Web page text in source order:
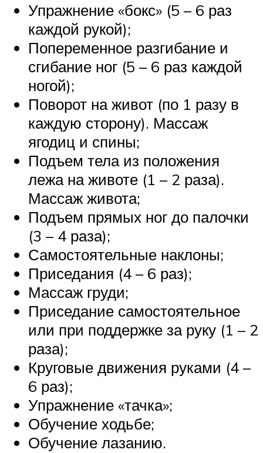
Упражнение «бокс» (5 – 6 раз
каждой рукой);
Попеременное разгибание и
сгибание ног (5 – 6 раз каждой
ногой);
Поворот на живот (по 1 разу в
каждую сторону). Массаж
ягодиц и спины;
Подъем тела из положения
лежа на животе (1 – 2 раза).
Массаж живота;
Подъем прямых ног до палочки
(3 – 4 раза);
Самостоятельные наклоны;
Приседания (4 – 6 раз);
Массаж груди;
Приседание самостоятельное
или при поддержке за руку (1 – 2
раза);
Круговые движения руками (4 –
6 раз);
Упражнение «тачка»;
Обучение ходьбе;
Обучение лазанию.